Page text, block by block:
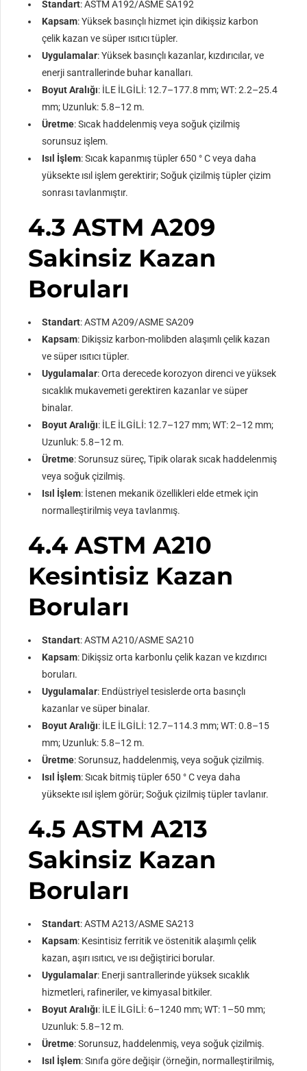
Standart: ASTM A192/ASME SA192
Kapsam: Yüksek basınçlı hizmet için dikişsiz karbon
çelik kazan ve süper ısıtıcı tüpler.
Uygulamalar: Yüksek basınçlı kazanlar, kızdırıcılar, ve
enerji santrallerinde buhar kanalları.
Boyut Aralığı: İLE İLGİLİ: 12.7–177.8 mm; WT: 2.2–25.4
mm; Uzunluk: 5.8–12 m.
Üretme: Sıcak haddelenmiş veya soğuk çizilmiş
sorunsuz işlem.
Isıl İşlem: Sıcak kapanmış tüpler 650 ° C veya daha
yüksekte ısıl işlem gerektirir; Soğuk çizilmiş tüpler çizim
sonrası tavlanmıştır.
4.3 ASTM A209
Sakinsiz Kazan
Boruları
Standart: ASTM A209/ASME SA209
Kapsam: Dikişsiz karbon-molibden alaşımlı çelik kazan
ve süper ısıtıcı tüpler.
Uygulamalar: Orta derecede korozyon direnci ve yüksek
sıcaklık mukavemeti gerektiren kazanlar ve süper
binalar.
Boyut Aralığı: İLE İLGİLİ: 12.7–127 mm; WT: 2–12 mm;
Uzunluk: 5.8–12 m.
Üretme: Sorunsuz süreç, Tipik olarak sıcak haddelenmiş
veya soğuk çizilmiş.
Isıl İşlem: İstenen mekanik özellikleri elde etmek için
normalleştirilmiş veya tavlanmış.
4.4 ASTM A210
Kesintisiz Kazan
Boruları
Standart: ASTM A210/ASME SA210
Kapsam: Dikişsiz orta karbonlu çelik kazan ve kızdırıcı
boruları.
Uygulamalar: Endüstriyel tesislerde orta basınçlı
kazanlar ve süper binalar.
Boyut Aralığı: İLE İLGİLİ: 12.7–114.3 mm; WT: 0.8–15
mm; Uzunluk: 5.8–12 m.
Üretme: Sorunsuz, haddelenmiş, veya soğuk çizilmiş.
Isıl İşlem: Sıcak bitmiş tüpler 650 ° C veya daha
yüksekte ısıl işlem görür; Soğuk çizilmiş tüpler tavlanır.
4.5 ASTM A213
Sakinsiz Kazan
Boruları
Standart: ASTM A213/ASME SA213
Kapsam: Kesintisiz ferritik ve östenitik alaşımlı çelik
kazan, aşırı ısıtıcı, ve ısı değiştirici borular.
Uygulamalar: Enerji santrallerinde yüksek sıcaklık
hizmetleri, rafineriler, ve kimyasal bitkiler.
Boyut Aralığı: İLE İLGİLİ: 6–1240 mm; WT: 1–50 mm;
Uzunluk: 5.8–12 m.
Üretme: Sorunsuz, haddelenmiş, veya soğuk çizilmiş.
Isıl İşlem: Sınıfa göre değişir (örneğin, normalleştirilmiş,